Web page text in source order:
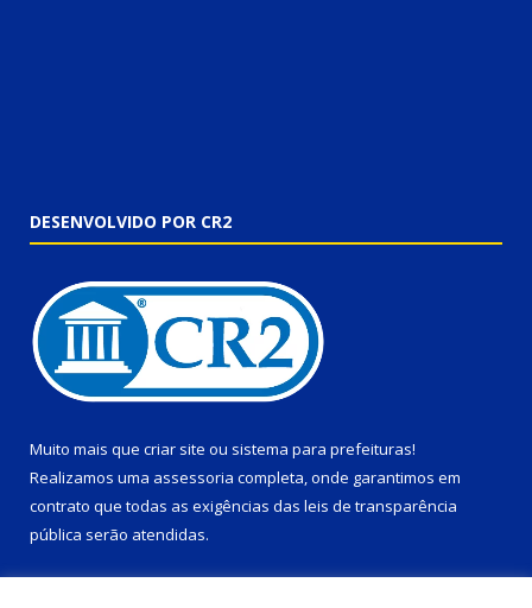
DESENVOLVIDO POR CR2
Muito mais que criar site ou sistema para prefeituras!
Realizamos uma assessoria completa, onde garantimos em
contrato que todas as exigências das leis de transparência
pública serão atendidas.